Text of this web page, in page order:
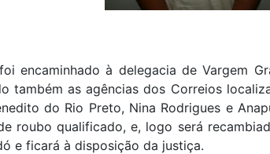
encaminhado à delegacia de Vargem
também as agências dos Correios
do Rio Preto, Nina Rodrigues e
roubo qualificado, e, logo será
e ficará à disposição da justiça.